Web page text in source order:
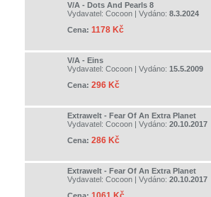
V/A - Dots And Pearls 8
Vydavatel: Cocoon | Vydáno: 8.3.2024
Cena: 1178 Kč
V/A - Eins
Vydavatel: Cocoon | Vydáno: 15.5.2009
Cena: 296 Kč
Extrawelt - Fear Of An Extra Planet
Vydavatel: Cocoon | Vydáno: 20.10.2017
Cena: 286 Kč
Extrawelt - Fear Of An Extra Planet
Vydavatel: Cocoon | Vydáno: 20.10.2017